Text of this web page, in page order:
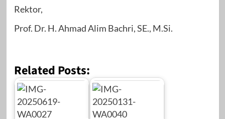
Rektor,
Prof. Dr. H. Ahmad Alim Bachri, SE., M.Si.
Related Posts: